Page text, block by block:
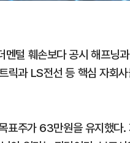
털 훼손보다 공시 해프닝
릭과 LS전선 등 핵심 자회
표주가 63만원을 유지했